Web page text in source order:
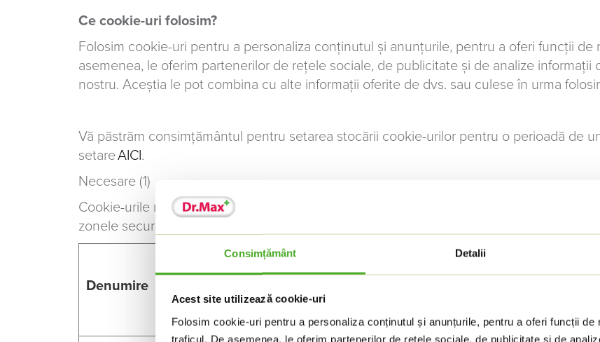
Consimțământ Detalii
Acest site utilizează cookie-uri
Folosim cookie-uri pentru a personaliza conținutul și anunțurile, pentru a oferi funcții
traficul. De asemenea, le oferim partenerilor de rețele sociale, de publicitate și de
Ce cookie-uri folosim?
Folosim cookie-uri pentru a personaliza conținutul și anunțurile, pentru a oferi funcții
asemenea, le oferim partenerilor de rețele sociale, de publicitate și de analize informații
nostru. Aceștia le pot combina cu alte informații oferite de dvs. sau culese în urma
Vă păstrăm consimțământul pentru setarea stocării cookie-urilor pentru o perioadă de
setareAICI.
Necesare (1)
Cookie-urile necesare ajută la a face un site utilizabil prin activarea funcțiilor de bază,
zonele securizate de pe site. Site-ul nu poate funcționa corespunzător fără aceste
Denumire